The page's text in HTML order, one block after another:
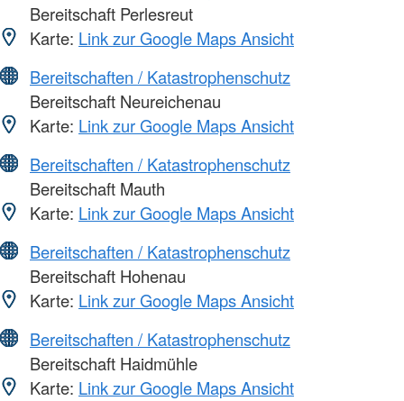
Bereitschaft Perlesreut
Karte: Link zur Google Maps Ansicht
Bereitschaften / Katastrophenschutz
Bereitschaft Neureichenau
Karte: Link zur Google Maps Ansicht
Bereitschaften / Katastrophenschutz
Bereitschaft Mauth
Karte: Link zur Google Maps Ansicht
Bereitschaften / Katastrophenschutz
Bereitschaft Hohenau
Karte: Link zur Google Maps Ansicht
Bereitschaften / Katastrophenschutz
Bereitschaft Haidmühle
Karte: Link zur Google Maps Ansicht